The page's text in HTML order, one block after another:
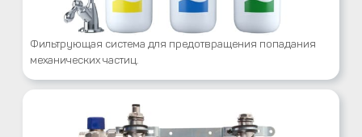
Фильтрующая система для предотвращения попадания
механических частиц.